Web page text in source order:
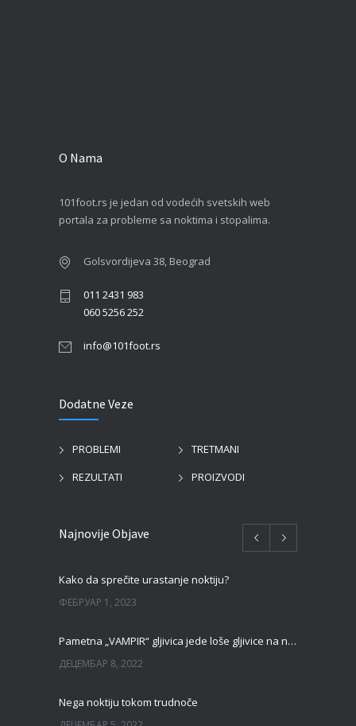
O Nama
101foot.rs je jedan od vodećih svetskih web
portala za probleme sa noktima i stopalima.
Golsvordijeva 38, Beograd
011 2431 983
060 5256 252
info@101foot.rs
Dodatne Veze
PROBLEMI
TRETMANI
REZULTATI
PROIZVODI
Najnovije Objave
Kako da sprečite urastanje noktiju?
ФЕБРУАР 1, 2023
Pametna „VAMPIR“ gljivica jede loše gljivice na noktima!
ДЕЦЕМБАР 8, 2022
Nega noktiju tokom trudnoče